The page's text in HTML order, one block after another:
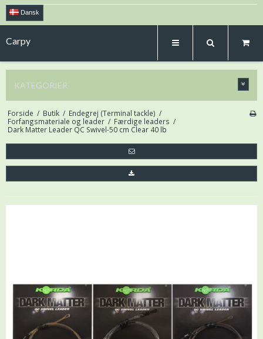
Dansk
Carpy
KATEGORIER
Forside / Butik / Endegrej (Terminal tackle) /
Forfangsmateriale og leader / Færdige leaders /
Dark Matter Leader QC Swivel-50 cm Clear 40 lb